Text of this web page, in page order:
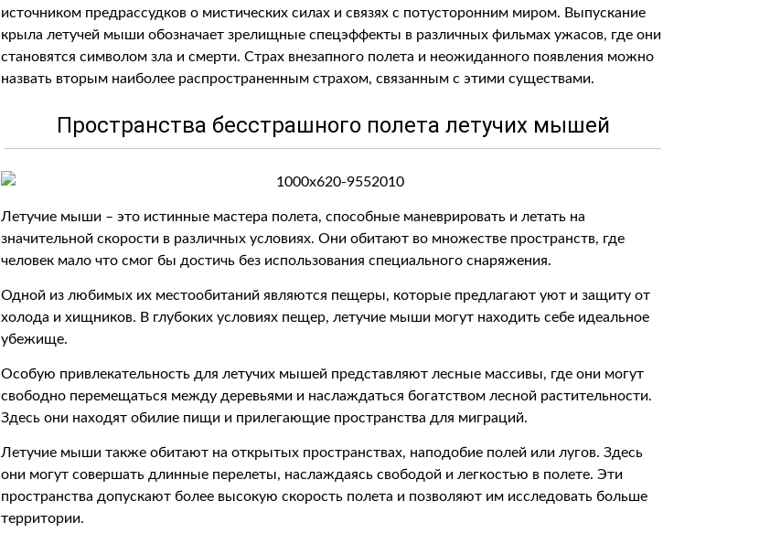
источником предрассудков о мистических силах и связях с потусторонним миром. Выпускание
крыла летучей мыши обозначает зрелищные спецэффекты в различных фильмах ужасов, где они
становятся символом зла и смерти. Страх внезапного полета и неожиданного появления можно
назвать вторым наиболее распространенным страхом, связанным с этими существами.
Пространства бесстрашного полета летучих мышей
Летучие мыши – это истинные мастера полета, способные маневрировать и летать на
значительной скорости в различных условиях. Они обитают во множестве пространств, где
человек мало что смог бы достичь без использования специального снаряжения.
Одной из любимых их местообитаний являются пещеры, которые предлагают уют и защиту от
холода и хищников. В глубоких условиях пещер, летучие мыши могут находить себе идеальное
убежище.
Особую привлекательность для летучих мышей представляют лесные массивы, где они могут
свободно перемещаться между деревьями и наслаждаться богатством лесной растительности.
Здесь они находят обилие пищи и прилегающие пространства для миграций.
Летучие мыши также обитают на открытых пространствах, наподобие полей или лугов. Здесь
они могут совершать длинные перелеты, наслаждаясь свободой и легкостью в полете. Эти
пространства допускают более высокую скорость полета и позволяют им исследовать больше
территории.